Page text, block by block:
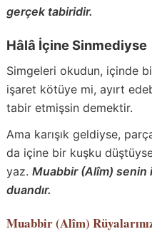
gerçek tabiridir.
Hâlâ İçine Sinmediyse
Simgeleri okudun, içinde
işaret kötüye mi, ayırt
tabir etmişsin demektir.
Ama karışık geldiyse,
da içine bir kuşku
yaz. Muabbir (Alîm) senin
duandır.
Muabbir (Alîm)